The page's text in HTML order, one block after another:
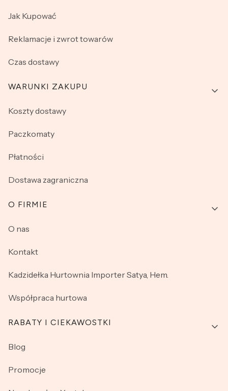
Jak Kupować
Reklamacje i zwrot towarów
Czas dostawy
WARUNKI ZAKUPU
Koszty dostawy
Paczkomaty
Płatności
Dostawa zagraniczna
O FIRMIE
O nas
Kontakt
Kadzidełka Hurtownia Importer Satya, Hem.
Współpraca hurtowa
RABATY I CIEKAWOSTKI
Blog
Promocje